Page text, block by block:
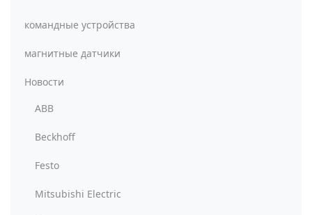
командные устройства
магнитные датчики
Новости
ABB
Beckhoff
Festo
Mitsubishi Electric